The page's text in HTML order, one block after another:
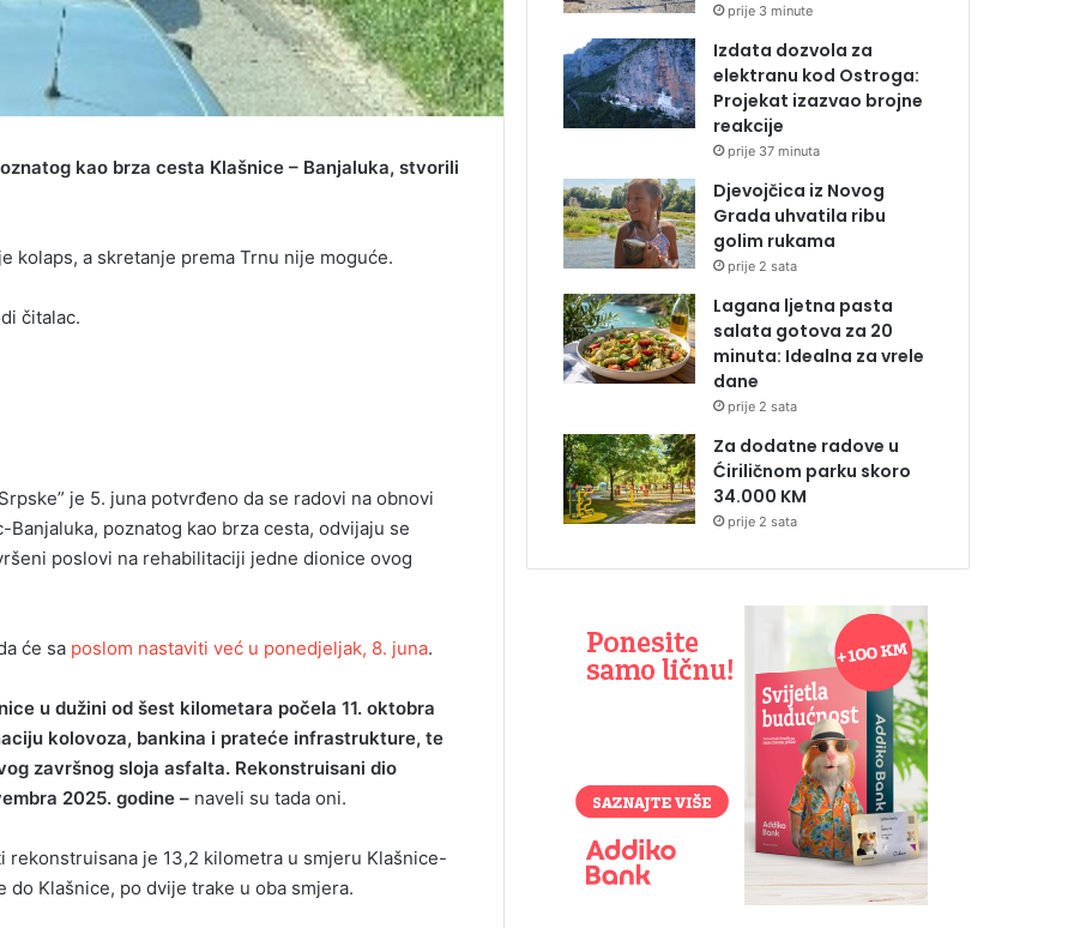
kao brza cesta Klašnice – Banjaluka, stvorili
kolaps, a skretanje prema Trnu nije moguće.
čitalac.
je 5. juna potvrđeno da se radovi na obnovi
poznatog kao brza cesta, odvijaju se
poslovi na rehabilitaciji jedne dionice ovog
će sa poslom nastaviti već u ponedjeljak, 8. juna.
u dužini od šest kilometara počela 11. oktobra
kolovoza, bankina i prateće infrastrukture, te
završnog sloja asfalta. Rekonstruisani dio
2025. godine – naveli su tada oni.
je 13,2 kilometra u smjeru Klašnice-
do Klašnice, po dvije trake u oba smjera.
prije 3 minute
Izdata dozvola za
elektranu kod Ostroga:
Projekat izazvao brojne
reakcije
prije 37 minuta
Djevojčica iz Novog
Grada uhvatila ribu
golim rukama
prije 2 sata
Lagana ljetna pasta
salata gotova za 20
minuta: Idealna za vrele
dane
prije 2 sata
Za dodatne radove u
Ćiriličnom parku skoro
34.000 KM
prije 2 sata